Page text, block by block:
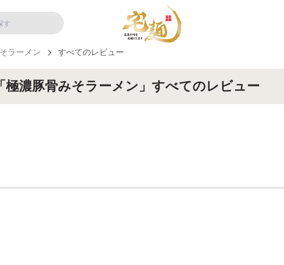
ラーメン すべてのレビュー
濃豚骨みそラーメン」すべてのレビュー